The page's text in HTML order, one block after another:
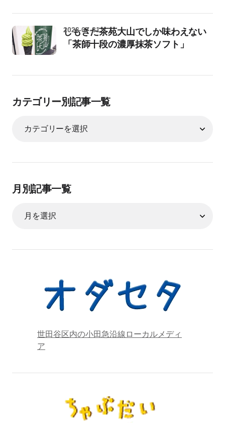
しもきた茶苑大山でしか味わえない
「茶師十段の濃厚抹茶ソフト」
2026-07-31
カテゴリー別記事一覧
月別記事一覧
世田谷区内の小田急沿線ローカルメディ
ア